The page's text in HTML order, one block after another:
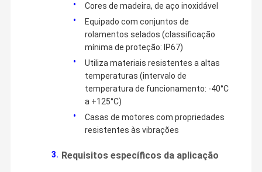
Somos
Qualidade
Casos
Orçamento
Cores de madeira, de aço inoxidável
Equipado com conjuntos de
rolamentos selados (classificação
mínima de proteção: IP67)
Utiliza materiais resistentes a altas
temperaturas (intervalo de
temperatura de funcionamento: -40°C
a +125°C)
Casas de motores com propriedades
resistentes às vibrações
Requisitos específicos da aplicação
Nanjing Dingguan Automotive Parts Co., Ltd.: Seu Parceiro Global
de Soluções Automotivas de Confiança
A Nanjing Dingguan Automotive Parts Co., Ltd. é um fabricante
de peças automotivas de alta qualidade e um fornecedor
global.Sempre nos comprometemos com a excelência e a
inovação., com foco na concepção, desenvolvimento e
produção de uma gama abrangente de peças automotivas,
incluindo componentes de chassis, soluções de sistemas de
travagem.O nosso extenso catálogo de produtos abrange
naturalmente uma vasta gama de necessidades específicas,
garantindo que podemos satisfazer as exigências precisas de